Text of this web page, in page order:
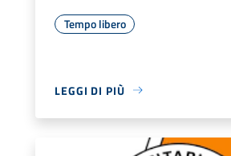
Tempo libero
LEGGI DI PIÙ